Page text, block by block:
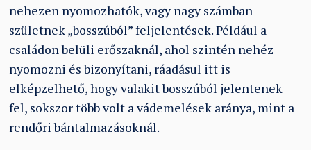
nehezen nyomozhatók, vagy nagy számban
születnek „bosszúból” feljelentések. Például a
családon belüli erőszaknál, ahol szintén nehéz
nyomozni és bizonyítani, ráadásul itt is
elképzelhető, hogy valakit bosszúból jelentenek
fel, sokszor több volt a vádemelések aránya, mint a
rendőri bántalmazásoknál.